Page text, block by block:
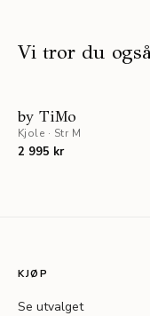
Vi tror du
by TiMo
Kjole · Str M
2 995 kr
KJØP
Se utvalget